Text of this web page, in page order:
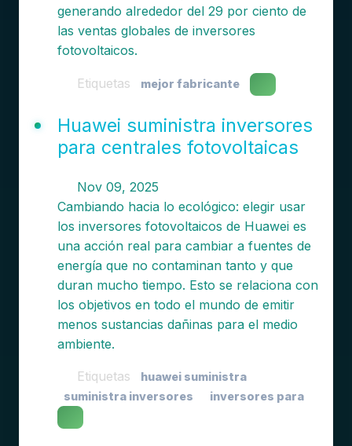
generando alrededor del 29 por ciento de
las ventas globales de inversores
fotovoltaicos.
Etiquetas mejor fabricante
Huawei suministra inversores
para centrales fotovoltaicas
Nov 09, 2025
Cambiando hacia lo ecológico: elegir usar
los inversores fotovoltaicos de Huawei es
una acción real para cambiar a fuentes de
energía que no contaminan tanto y que
duran mucho tiempo. Esto se relaciona con
los objetivos en todo el mundo de emitir
menos sustancias dañinas para el medio
ambiente.
Etiquetas
huawei suministra
suministra inversores
inversores para